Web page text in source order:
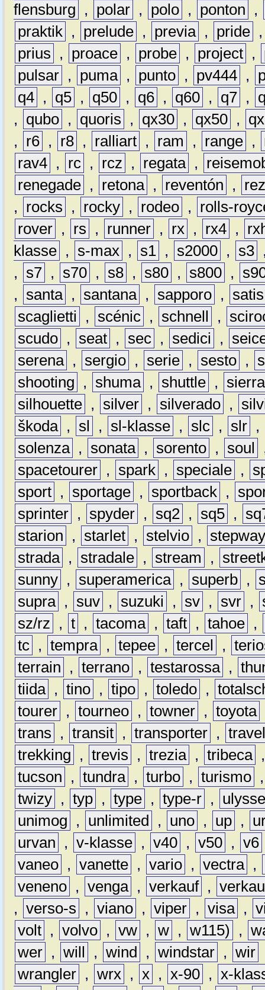
flensburg
, polar , polo , ponton
,
praktik , prelude , previa , pride
prius
, proace , probe , project ,
pulsar , puma , punto , pv444 ,
q4 , q5 , q50 , q6 , q60 , q7 ,
,
qubo , quoris , qx30 , qx50 ,
,
r6 , r8 , ralliart , ram , range ,
rav4 , rc , rcz , regata ,
renegade , retona , reventón ,
,
rocks , rocky , rodeo ,
rolls-
rover , rs , runner , rx , rx4 ,
klasse , s-max , s1 , s2000 , s3
,
s7 , s70 , s8 , s80 , s800 ,
,
santa , santana , sapporo ,
satis
scaglietti
, scénic , schnell ,
scudo , seat , sec , sedici ,
serena , sergio , serie , sesto ,
shooting
, shuma , shuttle ,
sierra
silhouette , silver , silverado ,
škoda , sl , sl-klasse , slc , slr ,
solenza , sonata , sorento , soul
spacetourer , spark , speciale ,
sport , sportage , sportback ,
sprinter , spyder , sq2 , sq5 ,
starion
, starlet , stelvio ,
strada , stradale , stream ,
sunny , superamerica , superb ,
supra , suv , suzuki , sv , svr ,
sz/rz
, t , tacoma , taft , tahoe ,
tc , tempra , tepee , tercel ,
terrain
, terrano , testarossa ,
tiida , tino , tipo , toledo ,
tourer , tourneo , towner , toyota
trans
, transit , transporter ,
trekking
, trevis , trezia , tribeca
tucson
, tundra , turbo , turismo
twizy , typ , type , type-r ,
unimog
, unlimited , uno , up ,
urvan
, v-klasse , v40 , v50 , v6
vaneo , vanette , vario , vectra ,
veneno , venga , verkauf ,
, verso-s , viano , viper , visa ,
volt , volvo , vw , w , w115) ,
wer , will , wind , windstar , wir
wrangler , wrx , x , x-90 , x-